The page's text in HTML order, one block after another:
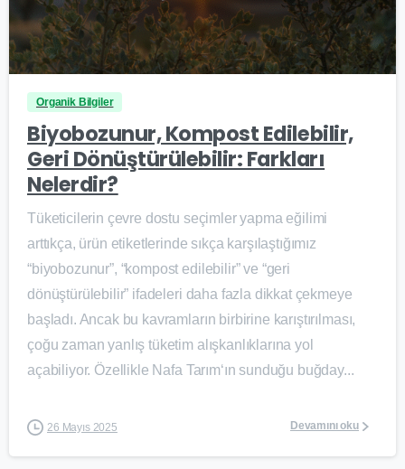
0
Organik Bilgiler
Biyobozunur, Kompost Edilebilir,
Geri Dönüştürülebilir: Farkları
Nelerdir?
Tüketicilerin çevre dostu seçimler yapma eğilimi
arttıkça, ürün etiketlerinde sıkça karşılaştığımız
“biyobozunur”, “kompost edilebilir” ve “geri
dönüştürülebilir” ifadeleri daha fazla dikkat çekmeye
başladı. Ancak bu kavramların birbirine karıştırılması,
çoğu zaman yanlış tüketim alışkanlıklarına yol
açabiliyor. Özellikle Nafa Tarım‘ın sunduğu buğday...
26 Mayıs 2025 Devamını oku